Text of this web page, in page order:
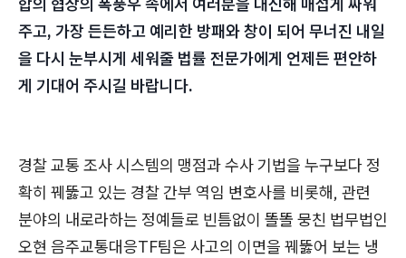
주고, 가장 든든하고 예리한 방패와 창이 되어 무너진 내일
을 다시 눈부시게 세워줄 법률 전문가에게 언제든 편안하
게 기대어 주시길 바랍니다.
경찰 교통 조사 시스템의 맹점과 수사 기법을 누구보다 정
확히 꿰뚫고 있는 경찰 간부 역임 변호사를 비롯해, 관련
분야의 내로라하는 정예들로 빈틈없이 똘똘 뭉친 법무법인
오현 음주교통대응TF팀은 사고의 이면을 꿰뚫어 보는 냉